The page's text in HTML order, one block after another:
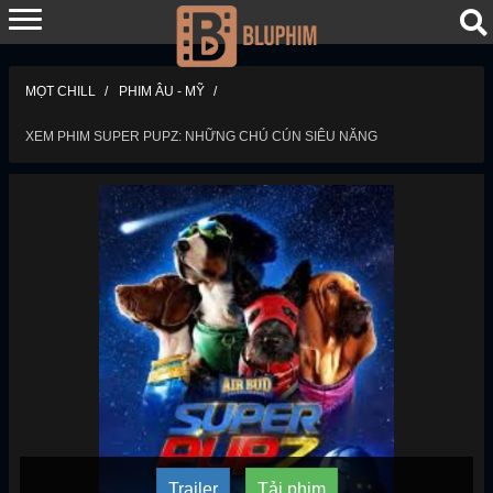
MỌT CHILL PHIM ÂU - MỸ
XEM PHIM SUPER PUPZ: NHỮNG CHÚ CÚN SIÊU NĂNG
Trailer Tải phim